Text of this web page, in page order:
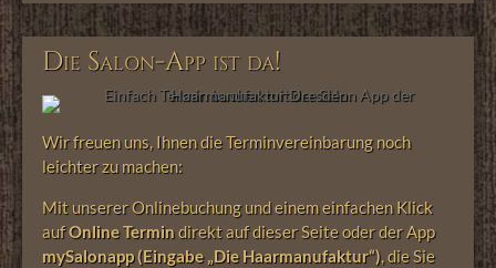
Die Salon-App ist da!
Wir freuen uns, Ihnen die Terminvereinbarung noch
leichter zu machen:
Mit unserer Onlinebuchung und einem einfachen Klick
aufOnline Termindirekt auf dieser Seite oder der App
mySalonapp (Eingabe „Die Haarmanufaktur“), die Sie